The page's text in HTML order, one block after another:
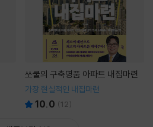
쏘쿨의 구축명품 아파트 내집마련
가장 현실적인 내집마련
10.0 (12)